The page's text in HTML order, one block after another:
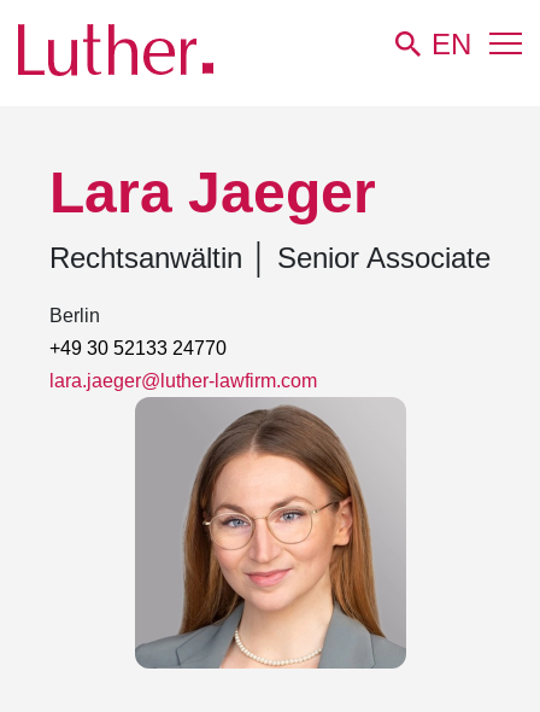
EN
Team
Lara Jaeger
Rechtsanwältin Senior Associate
Berlin
+49 30 52133 24770
lara.jaeger@luther-lawfirm.com